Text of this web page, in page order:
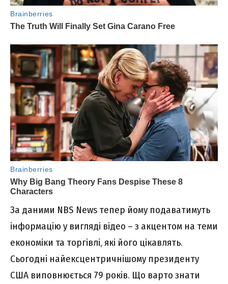
За даними NBS News тепер йому подаватимуть
інформацію у вигляді відео – з акцентом на теми
економіки та торгівлі, які його цікавлять.
Сьогодні найексцентричнішому президенту
США виповнюється 79 років. Що варто знати